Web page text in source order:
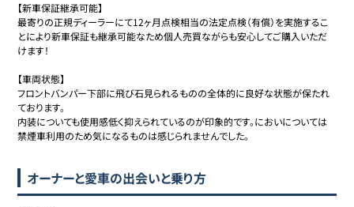
【新車保証継承可能】
最寄りの正規ディーラーにて12ヶ月点検相当の法定点検（有償）を実施するこ
とにより新車保証も継承可能なため個人売買ながらも安心してご購入いただ
けます！
【車両状態】
フロントバンパー下部に飛び石見られるものの全体的に良好な状態が保たれ
ております。
内装についても使用感低く抑えられているのが印象的です。においについては
禁煙車利用のため気になるものは感じられませんでした。
オーナーと愛車の出会いと乗り方